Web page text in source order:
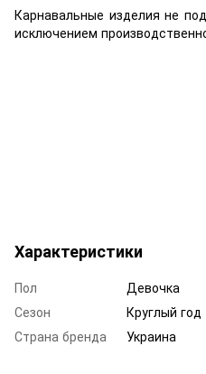
Карнавальные изделия не
исключением
Характеристики
Пол
Девочка
Сезон
Круглый год
Страна бренда
Украина